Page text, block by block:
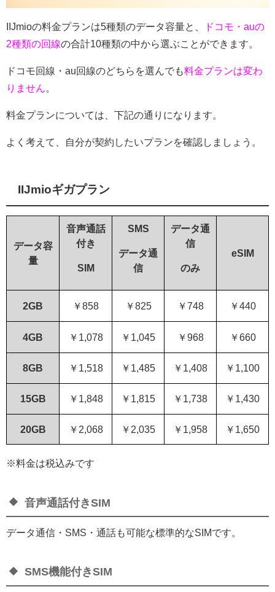
IIJmioの料金プランは5種類のデータ容量と、
ドコモ・auの
2種類の回線の合計10種類の中から選ぶことができます。
ドコモ回線・au回線のどちらを選んでも料金プランは変わ
りません
料金プランについては、下記の通りになります。
よく考えて、自分が契約したいプランを確認しましょう。
IIJmioギガプラン
データ容
量
音声通話
付き
SIM
SMS
データ通
信
データ通
信
のみ
eSIM
2GB ￥858 ￥825 ￥748 ￥440
4GB ￥1,078 ￥1,045 ￥968 ￥660
8GB ￥1,518 ￥1,485 ￥1,408 ￥1,100
15GB ￥1,848 ￥1,815 ￥1,738 ￥1,430
20GB ￥2,068 ￥2,035 ￥1,958 ￥1,650
※料金は税込みです
音声通話付きSIM
データ通信・SMS・通話も可能な標準的なSIMです。
SMS機能付きSIM